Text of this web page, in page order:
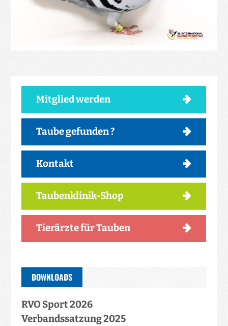
Mitglied werden
Taube gefunden ?
Kontakt
Taubenklinik-Shop
Tierärzte für Tauben
DOWNLOADS
RVO Sport 2026
Verbandssatzung 2025